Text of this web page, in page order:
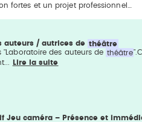
fortes et un projet professionnel…
auteurs / autrices de théâtre
"Laboratoire des auteurs de théâtre
Lire la suite
Jeu caméra – Présence et